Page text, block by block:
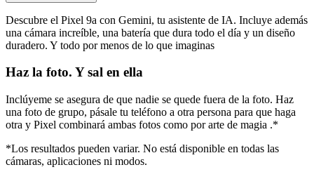
Descubre el Pixel 9a con Gemini, tu asistente de IA. Incluye además
una cámara increíble, una batería que dura todo el día y un diseño
duradero. Y todo por menos de lo que imaginas
Haz la foto. Y sal en ella
Inclúyeme se asegura de que nadie se quede fuera de la foto. Haz
una foto de grupo, pásale tu teléfono a otra persona para que haga
otra y Pixel combinará ambas fotos como por arte de magia .*
*Los resultados pueden variar. No está disponible en todas las
cámaras, aplicaciones ni modos.